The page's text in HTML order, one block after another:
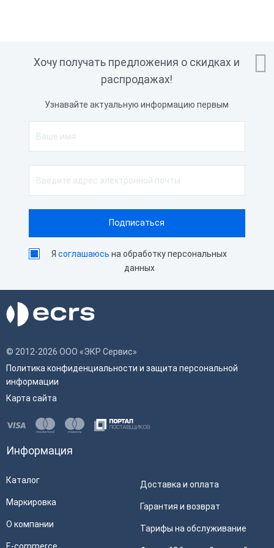

Хочу получать предложения о скидках и
распродажах!
Узнавайте актуальную информацию первым
Ясоглашаюсь на обработку персональных
данных
© 2012-2026 ООО «ЭКР Сервис»
Политика конфиденциальности и защита персональной
информации
Карта сайта
Информация
Каталог
Маркировка
О компании
Доставка и оплата
Гарантия и возврат
Тарифы на обслуживание